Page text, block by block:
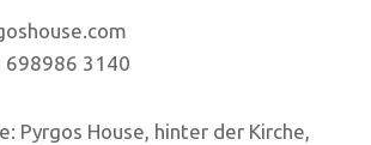
698986 3140
Pyrgos House, hinter der Kirche,